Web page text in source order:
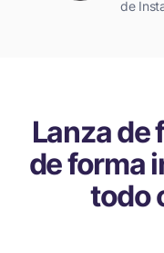
de
Lanza de
de forma
todo